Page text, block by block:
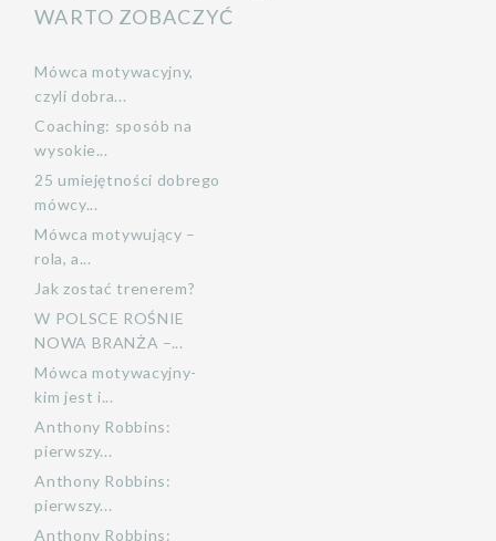
WARTO ZOBACZYĆ
Mówca motywacyjny,
czyli dobra...
Coaching: sposób na
wysokie...
25 umiejętności dobrego
mówcy...
Mówca motywujący –
rola, a...
Jak zostać trenerem?
W POLSCE ROŚNIE
NOWA BRANŻA –...
Mówca motywacyjny-
kim jest i...
Anthony Robbins:
pierwszy...
Anthony Robbins:
pierwszy...
Anthony Robbins: